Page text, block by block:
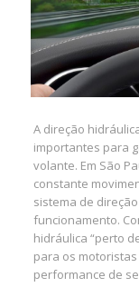
A direção
importantes para
volante. Em São
constante
sistema de
funcionamento.
hidráulica “perto
para os
performance de